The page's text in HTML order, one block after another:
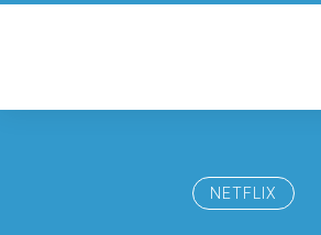
NETFLIX